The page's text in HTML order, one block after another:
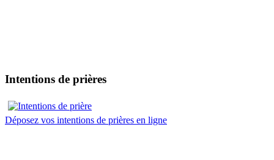
Intentions de prières
Déposez vos intentions de prières en ligne